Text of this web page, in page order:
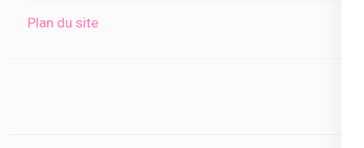
Plan du site